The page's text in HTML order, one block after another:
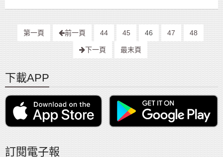
第一頁 前一頁 44 45 46 47 48
下一頁 最末頁
下載APP
訂閱電子報